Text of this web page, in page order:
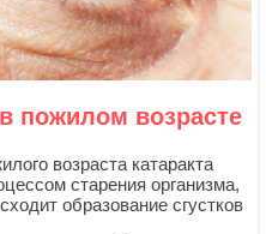
пожилом возрасте
возраста катаракта
старения организма,
образование сгустков